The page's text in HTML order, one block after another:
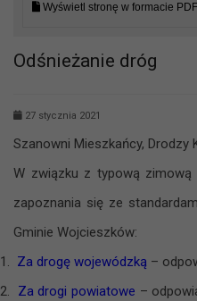
Wyświetl stronę w formacie PDF
Odśnieżanie dróg
27 stycznia 2021
Szanowni Mieszkańcy, Drodzy
W związku z typową
zapoznania się ze
Gminie Wojcieszków:
Za drogę wojewódzką –
Za drogi powiatowe –